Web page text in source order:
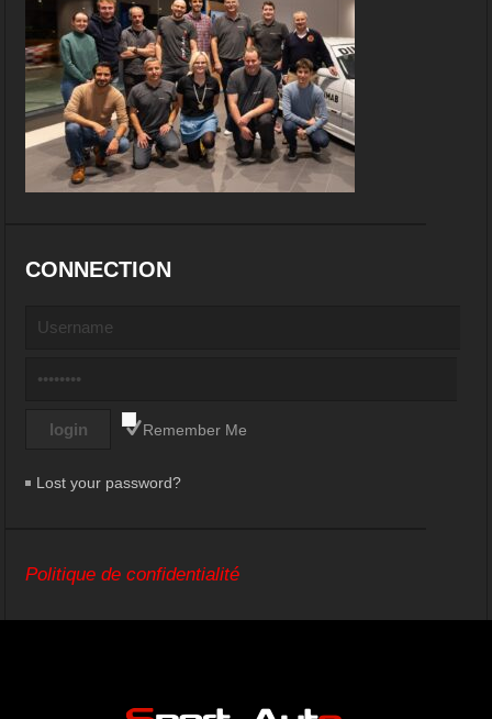
CONNECTION
Remember Me
Lost your password?
Politique de confidentialité